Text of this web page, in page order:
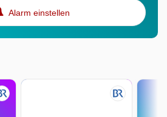
Alarm einstellen